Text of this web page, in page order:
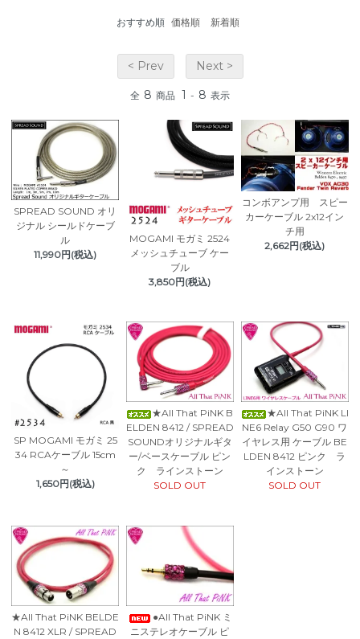
おすすめ順 価格順 新着順
< Prev Next >
全 8 商品 1 - 8 表示
SPREAD SOUND オリ
ジナル シールドケーブ
ル
11,990円(税込)
MOGAMI モガミ 2524
メッシュチューブ ケー
ブル
3,850円(税込)
コンボアンプ用 スピー
カーケーブル 2x12イン
チ用
2,662円(税込)
SP MOGAMI モガミ 25
34 RCAケーブル 15cm
～
1,650円(税込)
★All That PiNK B
ELDEN 8412 / SPREAD
SOUNDオリジナルギタ
ー/ベースケーブル ピン
ク ラインストーン
SOLD OUT
★All That PiNK LI
NE6 Relay G50 G90 ワ
イヤレス用 ケーブル BE
LDEN 8412 ピンク ラ
インストーン
SOLD OUT
★All That PiNK BELDE
N 8412 XLR / SPREAD
●All That PiNK ミ
ニステレオケーブル ピ